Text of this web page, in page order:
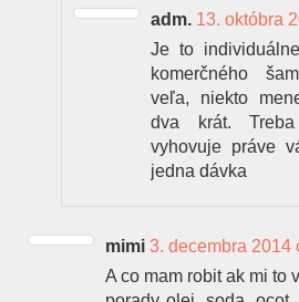
adm. 13. októbra
Je to
komerčného
veľa, niekto
dva krát.
vyhovuje práve
jedna dávka
mimi 3. decembra 2014
A co mam robit ak mi to